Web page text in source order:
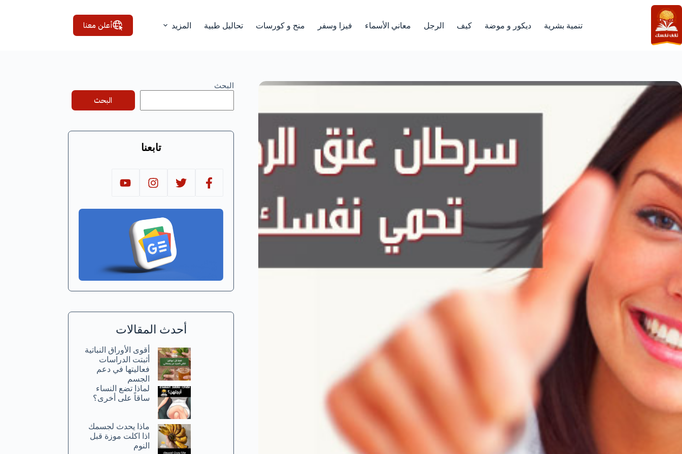
التجاوز
إلى
المحتوى
تنمية بشرية ديكور و موضة كيف الرجل معاني الأسماء فيزا وسفر منح و كورسات تحاليل طبية المزيد أعلن معنا
البحث
البحث
تابعنا
أحدث المقالات
أقوى الأوراق النباتية
أثبتت الدراسات
فعاليتها في دعم
الجسم
لماذا تضع النساء
ساقاً على أخرى؟
ماذا يحدث لجسمك
اذا اكلت موزة قبل
النوم